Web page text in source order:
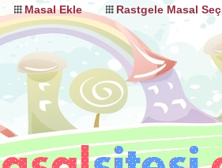
Masal Ekle Rastgele Masal Seç